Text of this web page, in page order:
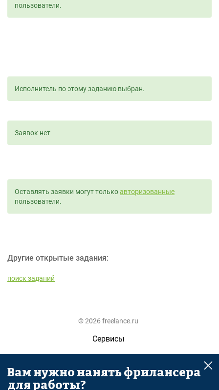
пользователи.
Исполнитель по этому заданию выбран.
Заявок нет
Оставлять заявки могут толькоавторизованные
пользователи.
Другие открытые задания:
поиск заданий
© 2026 freelance.ru
Сервисы
Помощь
Поиск
Вам нужно нанять фрилансера
для работы?